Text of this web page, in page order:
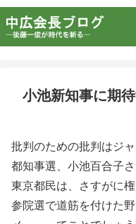
小池新知事に期待
批判のための批判はジ
都知事選、小池百合子
東京都民は、さすがに
参院選で道筋を付けた